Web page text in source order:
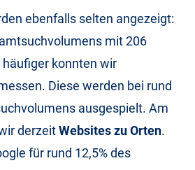
ebenfalls selten angezeigt:
mit 206
konnten wir
Diese werden bei rund
ausgespielt. Am
derzeitWebsites zu Orten.
für rund 12,5% des